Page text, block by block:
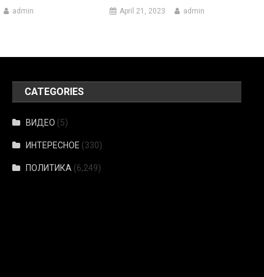
admin April 21, 2023 admin
CATEGORIES
ВИДЕО (5)
ИНТЕРЕСНОЕ (330)
ПОЛИТИКА (6,249)